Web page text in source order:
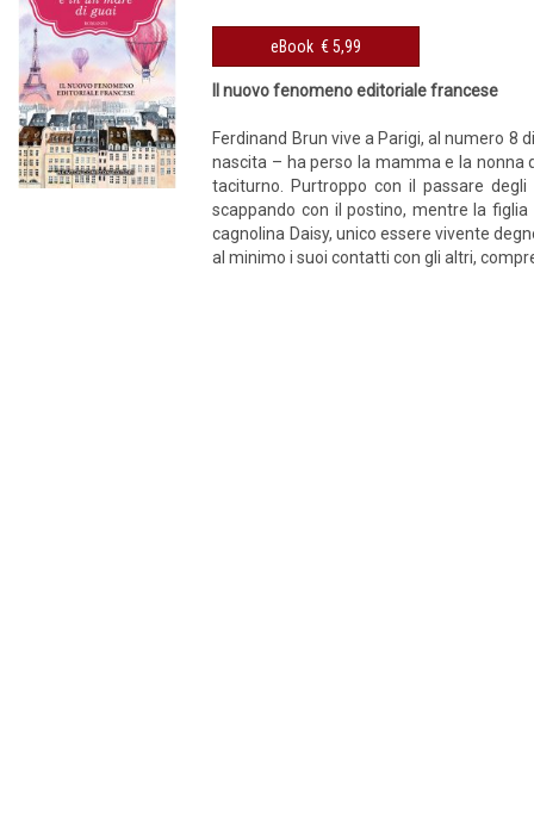
eBook € 5,99
Il nuovo fenomeno editoriale francese
Ferdinand Brun vive a Parigi, al numero 8
nascita – ha perso la mamma e la nonna
taciturno. Purtroppo con il passare
scappando con il postino, mentre la figlia
cagnolina Daisy, unico essere vivente
al minimo i suoi contatti con gli altri,